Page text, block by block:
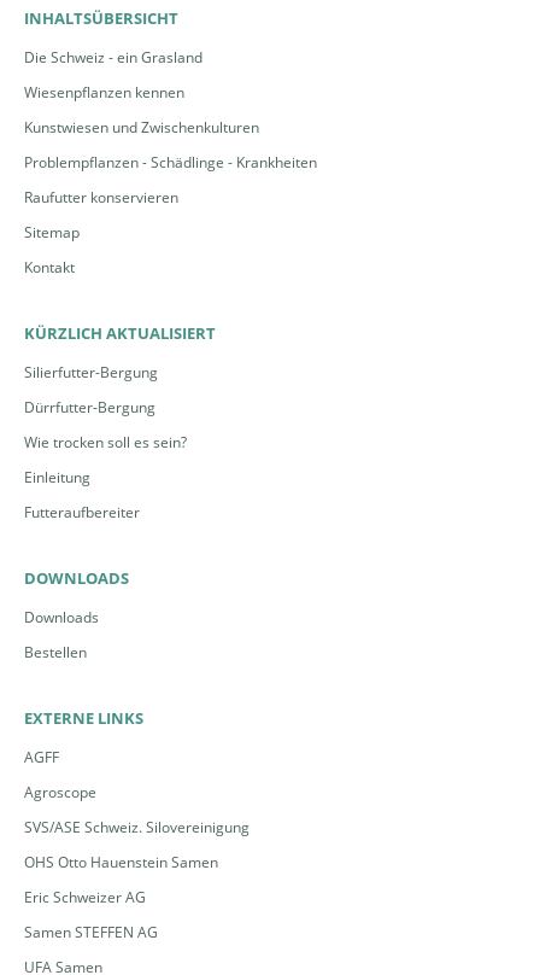
INHALTSÜBERSICHT
Die Schweiz - ein Grasland
Wiesenpflanzen kennen
Kunstwiesen und Zwischenkulturen
Problempflanzen - Schädlinge - Krankheiten
Raufutter konservieren
Sitemap
Kontakt
KÜRZLICH AKTUALISIERT
Silierfutter-Bergung
Dürrfutter-Bergung
Wie trocken soll es sein?
Einleitung
Futteraufbereiter
DOWNLOADS
Downloads
Bestellen
EXTERNE LINKS
AGFF
Agroscope
SVS/ASE Schweiz. Silovereinigung
OHS Otto Hauenstein Samen
Eric Schweizer AG
Samen STEFFEN AG
UFA Samen